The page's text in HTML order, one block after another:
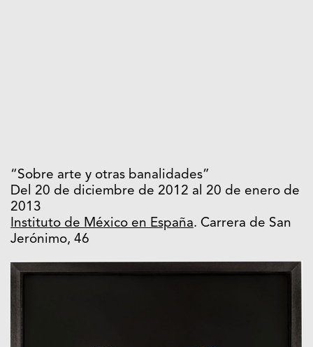
“Sobre arte y otras banalidades”
Del 20 de diciembre de 2012 al 20 de enero de
2013
Instituto de México en España. Carrera de San
Jerónimo, 46